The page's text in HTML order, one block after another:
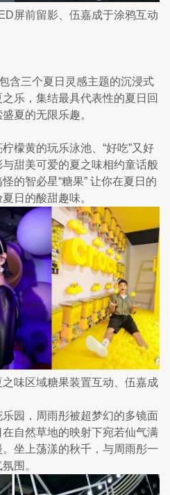
屏前留影、伍嘉成于涂鸦互动
含三个夏日灵感主题的沉浸式
乐，集结最具代表性的夏日回
夏的无限乐趣。
檬黄的玩乐泳池、“好吃”又好
甜美可爱的夏之味相约童话般
的智必星“糖果” 让你在夏日的
日的酸甜趣味。
味区域糖果装置互动、伍嘉成
园，周雨彤被超梦幻的多镜面
自然草地的映射下宛若仙气满
坐上荡漾的秋千，与周雨彤一
围。